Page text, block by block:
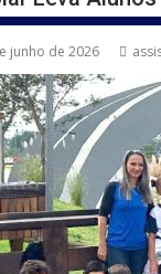
junho de 2026